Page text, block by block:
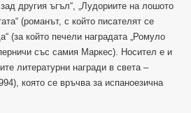
другия ъгъл“, „Лудориите на лошото
(романът, с който писателят се
(за който печели наградата „Ромуло
със самия Маркес). Носител е и
литературни награди в света –
която се връчва за испаноезична